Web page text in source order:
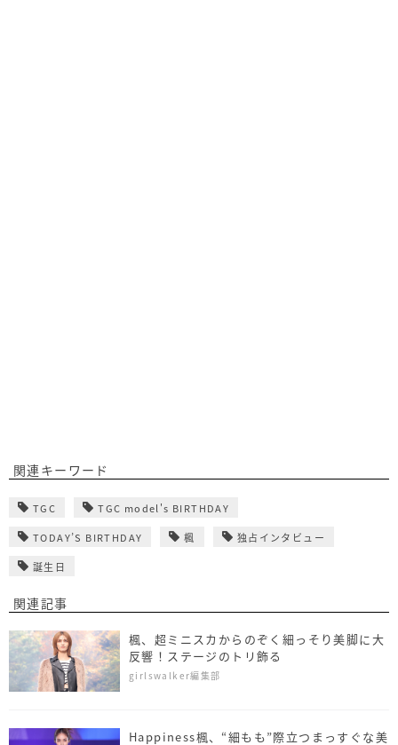
関連キーワード
TGC TGC model's BIRTHDAY
TODAY’S BIRTHDAY 楓 独占インタビュー
誕生日
関連記事
楓、超ミニスカからのぞく細っそり美脚に大
反響！ステージのトリ飾る
girlswalker編集部
Happiness楓、“細もも”際立つまっすぐな美